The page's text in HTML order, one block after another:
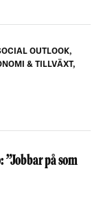
OUTLOOK,
& TILLVÄXT,
”Jobbar på som